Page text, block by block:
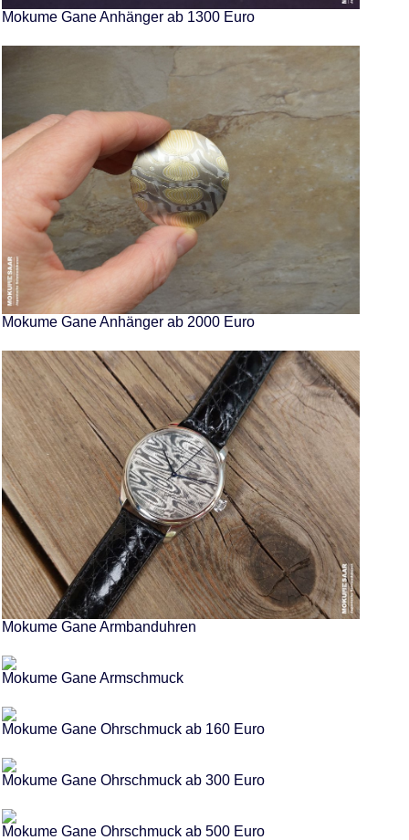
Mokume Gane Anhänger ab 1300 Euro
Mokume Gane Anhänger ab 2000 Euro
Mokume Gane Armbanduhren
Mokume Gane Armschmuck
Mokume Gane Ohrschmuck ab 160 Euro
Mokume Gane Ohrschmuck ab 300 Euro
Mokume Gane Ohrschmuck ab 500 Euro